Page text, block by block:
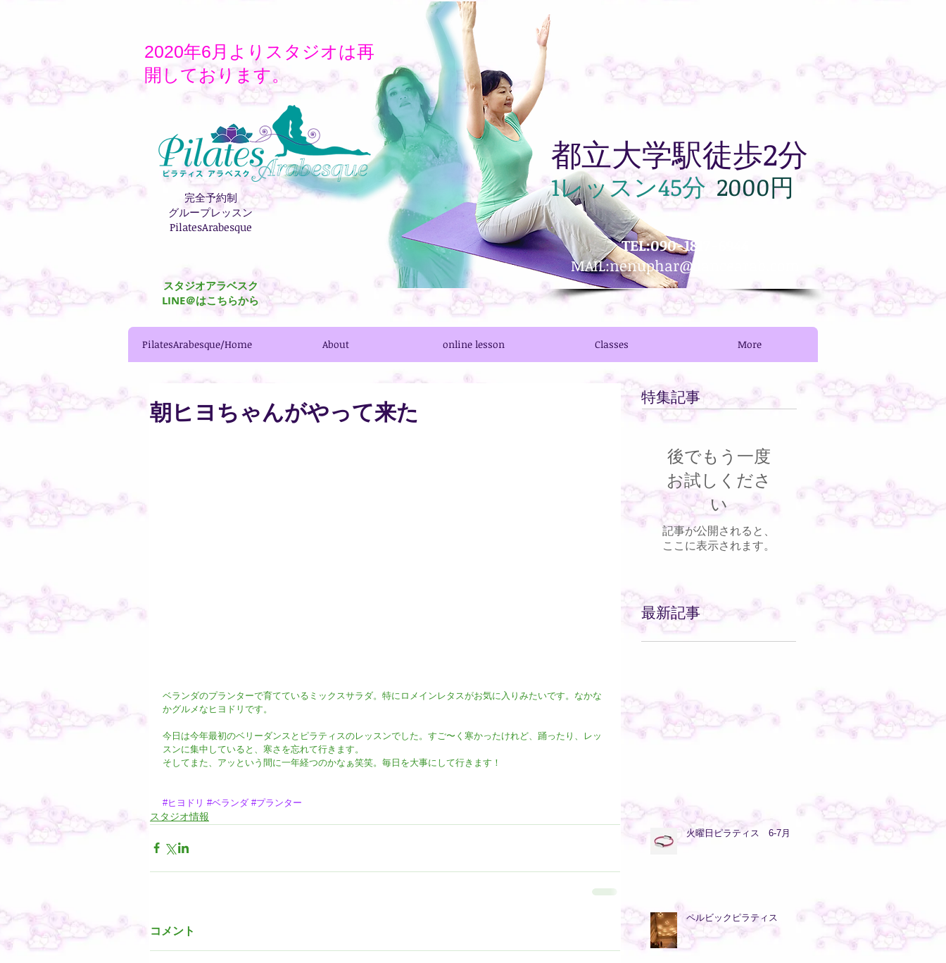
完全予約制
グループレッスン
PilatesArabesque
都立大学駅徒歩2分
1レッスン45分 2000円
TEL:090-1817-6944
MAIL:nenuphar@dancearab.com
スタジオアラベスク
​LINE＠はこちらから
2020年6月よりスタジオは再
開しております。
PilatesArabesque/Home About online lesson Classes More
朝ヒヨちゃんがやって来た
ベランダのプランターで育てているミックスサラダ。特にロメインレタスがお気に入りみたいです。なかな
かグルメなヒヨドリです。
今日は今年最初のベリーダンスとピラティスのレッスンでした。すご〜く寒かったけれど、踊ったり、レッ
スンに集中していると、寒さを忘れて行きます。
そしてまた、アッという間に一年経つのかなぁ笑笑。毎日を大事にして行きます！
#ヒヨドリ #ベランダ #プランター
スタジオ情報
コメント
特集記事
後でもう一度
お試しくださ
い
記事が公開されると、
ここに表示されます。
最新記事
火曜日ピラティス 6-7月
ペルビックピラティス